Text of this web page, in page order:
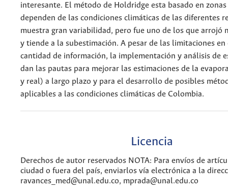
interesante. El método de Holdridge esta basado en
dependen de las condiciones climáticas de las diferentes
muestra gran variabilidad, pero fue uno de los que arrojó
y tiende a la subestimación. A pesar de las limitaciones en
cantidad de información, la implementación y análisis de
dan las pautas para mejorar las estimaciones de la
y real) a largo plazo y para el desarrollo de posibles
aplicables a las condiciones climáticas de Colombia.
Licencia
Derechos de autor reservados NOTA: Para envíos de
ciudad o fuera del país, enviarlos vía electrónica a la
ravances_med@unal.edu.co, mprada@unal.edu.co